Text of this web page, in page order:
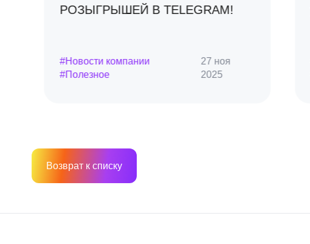
РОЗЫГРЫШЕЙ В TELEGRAM!
#Новости компании
#Полезное
27 ноя
2025
Возврат к списку